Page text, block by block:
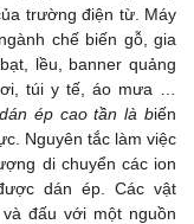
trường điện từ. Máy
chế biến gỗ, gia
lều, banner quảng
túi y tế, áo mưa …
ép cao tần là biến
Nguyên tắc làm việc
di chuyển các ion
dán ép. Các vật
đấu với một nguồn